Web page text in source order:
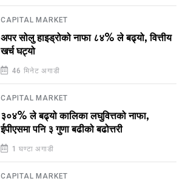
CAPITAL MARKET
अपर सोलु हाइड्रोको नाफा ८४% ले बढ्यो, वित्तीय
खर्च घट्यो
46 मिनेट अगाडी
CAPITAL MARKET
३०४% ले बढ्यो कालिका लघुवित्तको नाफा,
ईपीएसमा पनि ३ गुणा बढीको बढोत्तरी
1 घण्टा अगाडी
CAPITAL MARKET